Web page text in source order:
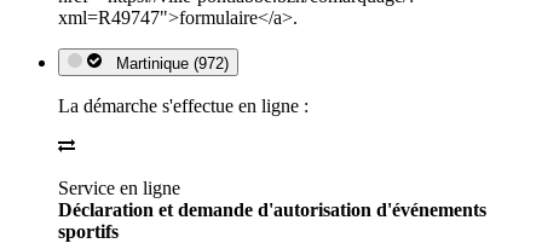
xml=R49747">formulaire</a>.
Martinique (972)
La démarche s'effectue en ligne :
Service en ligne
Déclaration et demande d'autorisation d'événements
sportifs